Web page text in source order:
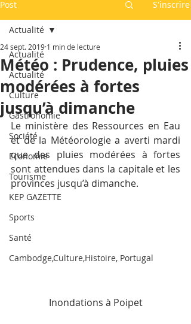
Post S'inscrire
Actualité
Actualité
Culture
Gastronomie
Société
Economie
Tourisme
KEP GAZETTE
Sports
Santé
Cambodge,Culture,Histoire, Portugal
Actualité
Météo : Prudence, pluies
modérées à fortes
jusqu’à dimanche
24 sept. 2019 1 min de lecture
Le ministère des Ressources en Eau
et de la Météorologie a averti mardi
que des pluies modérées à fortes
sont attendues dans la capitale et les
provinces jusqu’à dimanche.
Inondations à Poipet